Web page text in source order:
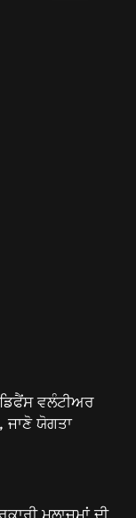
ਵਲੰਟੀਅਰ
ਜਾਣੋ ਯੋਗਤਾ